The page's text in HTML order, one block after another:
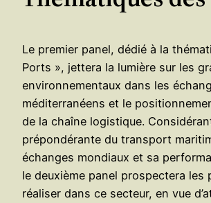
Le premier panel, dédié à la
Ports », jettera la lumière sur les
environnementaux dans les
méditerranéens et le
de la chaîne logistique.
prépondérante du transport
échanges mondiaux et sa
le deuxième panel prospectera les
réaliser dans ce secteur, en vue